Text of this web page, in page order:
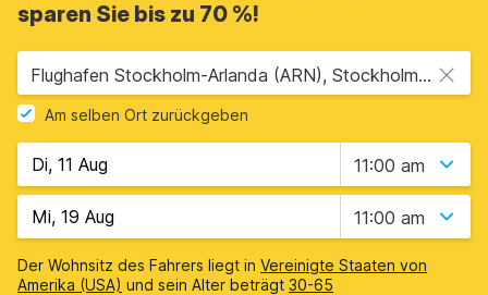
sparen Sie bis zu 70 %!
Flughafen Stockholm-Arlanda (ARN), Stockholm, Schweden
Am selben Ort zurückgeben
11:00 am
11:00 am
Der Wohnsitz des Fahrers liegt in Vereinigte Staaten von
Amerika (USA) und sein Alter beträgt 30-65